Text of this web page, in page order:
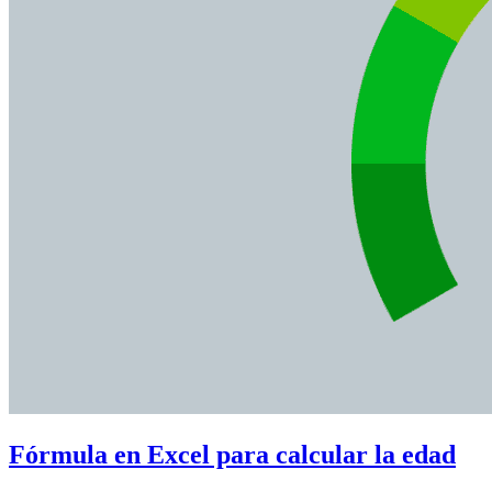
Fórmula en Excel para calcular la edad